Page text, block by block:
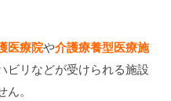
医療院や介護療養型医療施
ビリなどが受けられる施設
。